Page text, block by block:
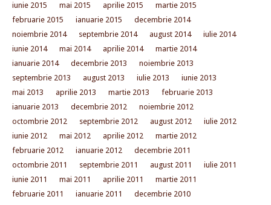
iunie 2015
mai 2015 aprilie 2015
martie 2015
februarie 2015
ianuarie 2015
decembrie 2014
noiembrie 2014
septembrie 2014 august 2014
iulie 2014
iunie 2014
mai 2014 aprilie 2014
martie 2014
ianuarie 2014
decembrie 2013
noiembrie 2013
septembrie 2013
august 2013 iulie 2013
iunie 2013
mai 2013
aprilie 2013 martie 2013
februarie 2013
ianuarie 2013
decembrie 2012
noiembrie 2012
octombrie 2012
septembrie 2012 august 2012
iulie 2012
iunie 2012
mai 2012 aprilie 2012
martie 2012
februarie 2012
ianuarie 2012
decembrie 2011
octombrie 2011
septembrie 2011 august 2011
iulie 2011
iunie 2011
mai 2011 aprilie 2011
martie 2011
februarie 2011
ianuarie 2011
decembrie 2010